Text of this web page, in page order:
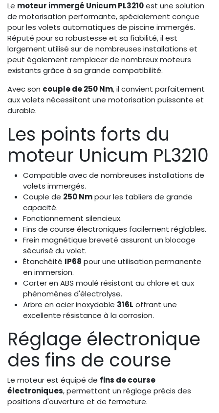
Le moteur immergé Unicum PL3210est une solution
de motorisation performante, spécialement conçue
pour les volets automatiques de piscine immergés.
Réputé pour sa robustesse et sa fiabilité, il est
largement utilisé sur de nombreuses installations et
peut également remplacer de nombreux moteurs
existants grâce à sa grande compatibilité.
Avec son couple de 250 Nm, il convient parfaitement
aux volets nécessitant une motorisation puissante et
durable.
Les points forts du
moteur Unicum PL3210
Compatible avec de nombreuses installations de
volets immergés.
Couple de 250 Nmpour les tabliers de grande
capacité.
Fonctionnement silencieux.
Fins de course électroniques facilement réglables.
Frein magnétique breveté assurant un blocage
sécurisé du volet.
Étanchéité IP68 pour une utilisation permanente
en immersion.
Carter en ABS moulé résistant au chlore et aux
phénomènes d'électrolyse.
Arbre en acier inoxydable 316L offrant une
excellente résistance à la corrosion.
Réglage électronique
des fins de course
Le moteur est équipé de fins de course
électroniques, permettant un réglage précis des
positions d'ouverture et de fermeture.